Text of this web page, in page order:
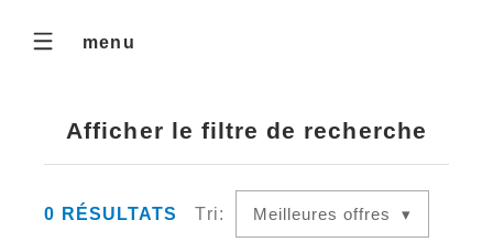
menu
Afficher le filtre de recherche
0 RÉSULTATS Tri: Meilleures offres